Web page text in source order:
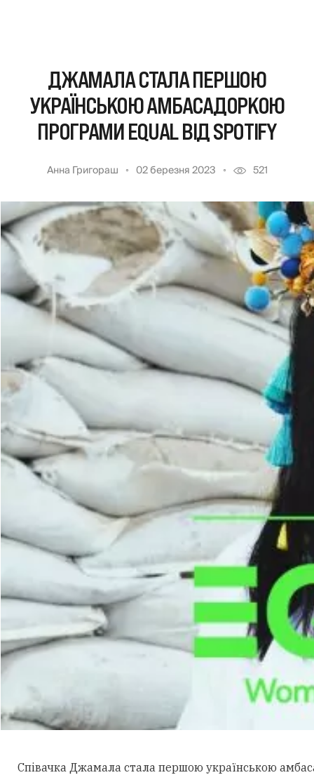
ДЖАМАЛА СТАЛА ПЕРШОЮ
УКРАЇНСЬКОЮ АМБАСАДОРКОЮ
ПРОГРАМИ EQUAL ВІД SPOTIFY
Анна Григораш 02 березня 2023 521
Співачка Джамала стала першою українською